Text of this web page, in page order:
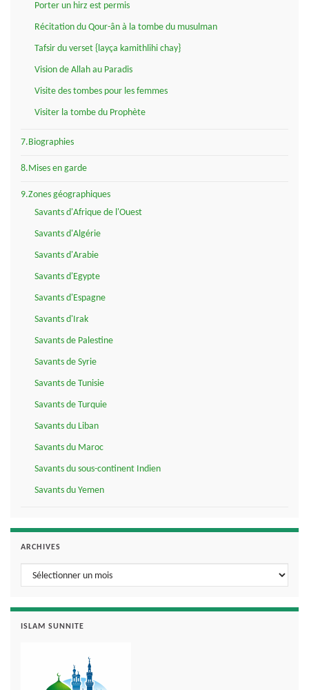
Porter un hirz est permis
Récitation du Qour-ân à la tombe du musulman
Tafsir du verset {layça kamithlihi chay}
Vision de Allah au Paradis
Visite des tombes pour les femmes
Visiter la tombe du Prophète
7.Biographies
8.Mises en garde
9.Zones géographiques
Savants d'Afrique de l'Ouest
Savants d'Algérie
Savants d'Arabie
Savants d'Egypte
Savants d'Espagne
Savants d'Irak
Savants de Palestine
Savants de Syrie
Savants de Tunisie
Savants de Turquie
Savants du Liban
Savants du Maroc
Savants du sous-continent Indien
Savants du Yemen
ARCHIVES
Archives
ISLAM SUNNITE